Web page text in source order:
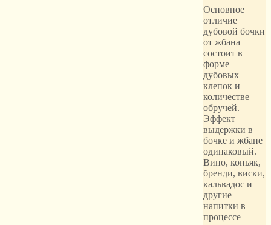
Основное
отличие
дубовой бочки
от жбана
состоит в
форме
дубовых
клепок и
количестве
обручей.
Эффект
выдержки в
бочке и жбане
одинаковый.
Вино, коньяк,
бренди, виски,
кальвадос и
другие
напитки в
процессе